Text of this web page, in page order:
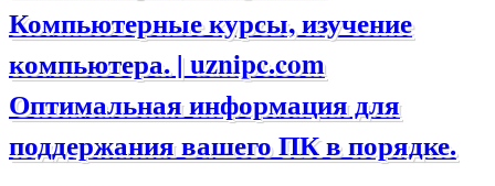
Компьютерные курсы, изучение
компьютера. | uznipc.com
Оптимальная информация для
поддержания вашего ПК в порядке.